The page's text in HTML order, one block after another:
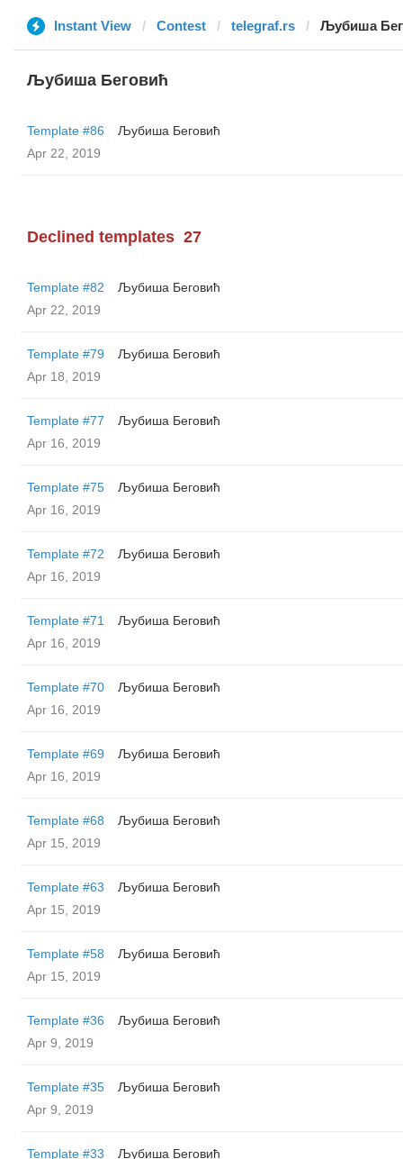
Instant View Contest telegraf.rs Љубиша
Љубиша Беговић
Template #86
Љубиша Беговић
Apr 22, 2019
Declined templates 27
Template #82
Љубиша Беговић
Apr 22, 2019
Template #79
Љубиша Беговић
Apr 18, 2019
Template #77
Љубиша Беговић
Apr 16, 2019
Template #75
Љубиша Беговић
Apr 16, 2019
Template #72
Љубиша Беговић
Apr 16, 2019
Template #71
Љубиша Беговић
Apr 16, 2019
Template #70
Љубиша Беговић
Apr 16, 2019
Template #69
Љубиша Беговић
Apr 16, 2019
Template #68
Љубиша Беговић
Apr 15, 2019
Template #63
Љубиша Беговић
Apr 15, 2019
Template #58
Љубиша Беговић
Apr 15, 2019
Template #36
Љубиша Беговић
Apr 9, 2019
Template #35
Љубиша Беговић
Apr 9, 2019
Template #33
Љубиша Беговић